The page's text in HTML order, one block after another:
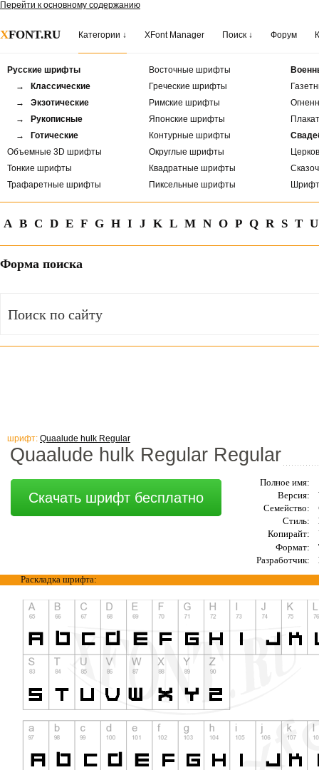
Перейти к основному содержанию
XFONT.RU Категории ↓ XFont Manager Поиск ↓ Форум
Русские шрифты
→ Классические
→ Экзотические
→ Рукописные
→ Готические
Объемные 3D шрифты
Тонкие шрифты
Трафаретные шрифты
Восточные шрифты
Греческие шрифты
Римские шрифты
Японские шрифты
Контурные шрифты
Округлые шрифты
Квадратные шрифты
Пиксельные шрифты
A B C D E F G H I J K L M N O P Q R S T U
Форма поиска
шрифт: Quaalude hulk Regular
Quaalude hulk Regular Regular
Скачать шрифт бесплатно
Полное имя:
Версия:
Семейство:
Стиль:
Копирайт:
Формат:
Разработчик:
Раскладка шрифта: